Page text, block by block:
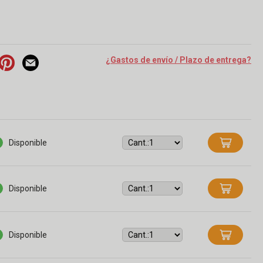
¿Gastos de envío / Plazo de entrega?
Disponible
Disponible
Disponible